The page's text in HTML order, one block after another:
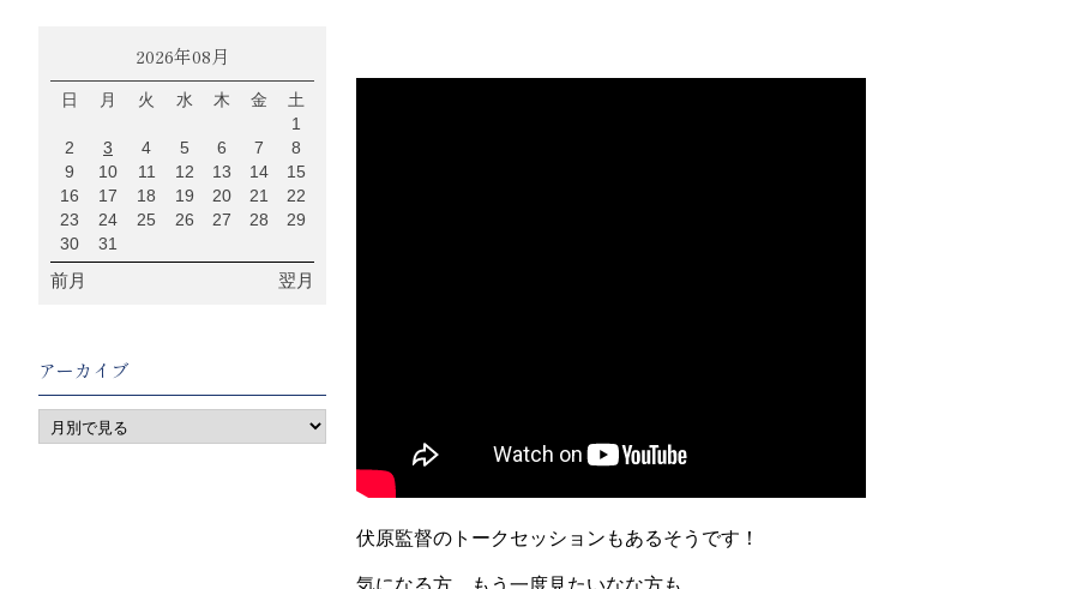
伏原監督のトークセッションもあるそうです！
気になる方、もう一度見たいなな方も
2026年08月
日 月 火 水 木 金
土
1
2
3 4 5 6 7
8
9
10 11 12 13 14
15
16
17 18 19 20 21
22
23
24 25 26 27 28
29
30
31
前月 翌月
アーカイブ